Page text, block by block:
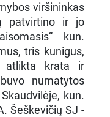
viršininkas
patvirtino ir jo
kun.
tris kunigus,
atlikta krata ir
numatytos
kun.
Šeškevičių SJ -